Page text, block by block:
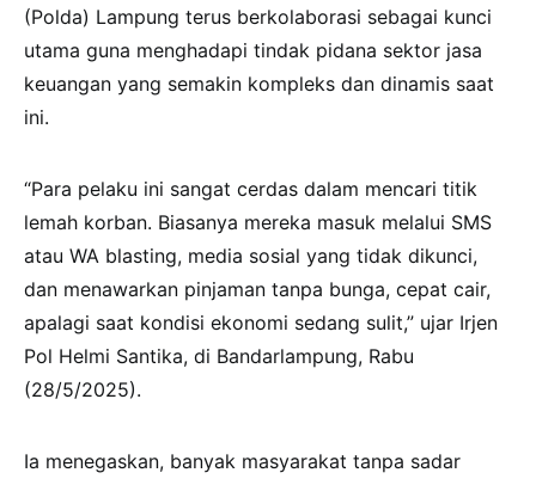
(Polda) Lampung terus berkolaborasi sebagai kunci
utama guna menghadapi tindak pidana sektor jasa
keuangan yang semakin kompleks dan dinamis saat
ini.
“Para pelaku ini sangat cerdas dalam mencari titik
lemah korban. Biasanya mereka masuk melalui SMS
atau WA blasting, media sosial yang tidak dikunci,
dan menawarkan pinjaman tanpa bunga, cepat cair,
apalagi saat kondisi ekonomi sedang sulit,” ujar Irjen
Pol Helmi Santika, di Bandarlampung, Rabu
(28/5/2025).
Ia menegaskan, banyak masyarakat tanpa sadar